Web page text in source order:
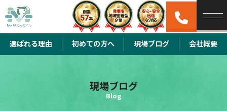
選ばれる理由 初めての方へ 現場ブログ 会社概要
現場ブログ
Blog